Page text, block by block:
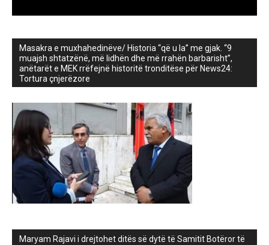
Masakra e muxhahedinëve/ Historia “që u la” me gjak. “9
muajsh shtatzënë, më lidhën dhe më rrahën barbarisht”,
anëtarët e MEK rrëfejnë historitë tronditëse për News24:
Tortura çnjerëzore
Maryam Rajavi i drejtohet ditës së dytë të Samitit Botëror të